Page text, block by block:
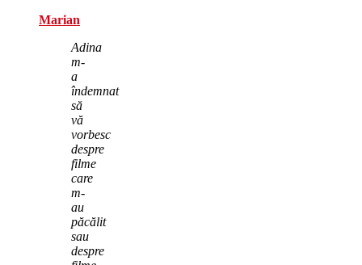
Marian
Adina
m-
a
îndemnat
să
vă
vorbesc
despre
filme
care
m-
au
păcălit
sau
despre